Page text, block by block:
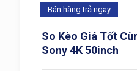
Bán hàng trả ngay
So Kèo Giá Tốt
Sony 4K 50inch